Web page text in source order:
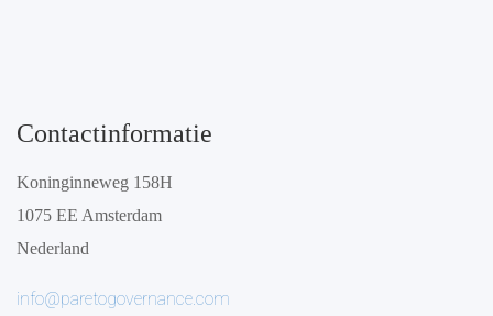
Contactinformatie
Koninginneweg 158H
1075 EE Amsterdam
Nederland
info@paretogovernance.com